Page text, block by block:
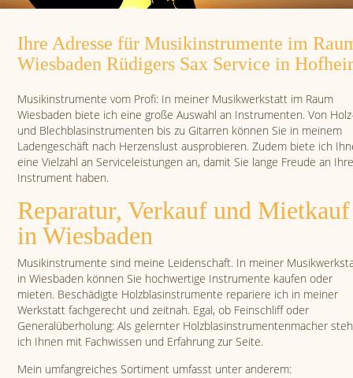
Ihre Adresse für Musikinstrumente im
Wiesbaden Rüdigers Sax Service in
Musikinstrumente vom Profi: In meiner Musikwerkstatt im Raum
Wiesbaden biete ich eine große Auswahl an Instrumenten. Von
und Blechblasinstrumenten bis zu Gitarren können Sie in meinem
Ladengeschäft nach Herzenslust ausprobieren. Zudem biete ich
eine Vielzahl an Serviceleistungen an, damit Sie lange Freude an
Instrument haben.
Reparatur, Verkauf und Mietkauf
in Wiesbaden
Musikinstrumente sind meine Leidenschaft. In meiner
in Wiesbaden können Sie hochwertige Instrumente kaufen oder
mieten. Beschädigte Holzblasinstrumente repariere ich in meiner
Werkstatt fachgerecht und zeitnah. Egal, ob Feinschliff oder
Generalüberholung: Als gelernter Holzblasinstrumentenmacher
ich Ihnen mit Fachwissen und Erfahrung zur Seite.
Mein umfangreiches Sortiment umfasst unter anderem: